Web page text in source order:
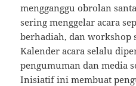
mengganggu obrolan
sering menggelar acara
berhadiah, dan workshop
Kalender acara selalu
pengumuman dan media
Inisiatif ini membuat